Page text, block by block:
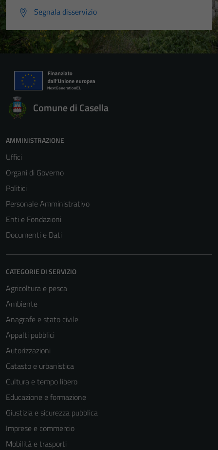
Segnala disservizio
Comune di Casella
AMMINISTRAZIONE
Uffici
Organi di Governo
Politici
Personale Amministrativo
Enti e Fondazioni
Documenti e Dati
CATEGORIE DI SERVIZIO
Agricoltura e pesca
Ambiente
Anagrafe e stato civile
Appalti pubblici
Autorizzazioni
Catasto e urbanistica
Cultura e tempo libero
Educazione e formazione
Giustizia e sicurezza pubblica
Imprese e commercio
Mobilità e trasporti